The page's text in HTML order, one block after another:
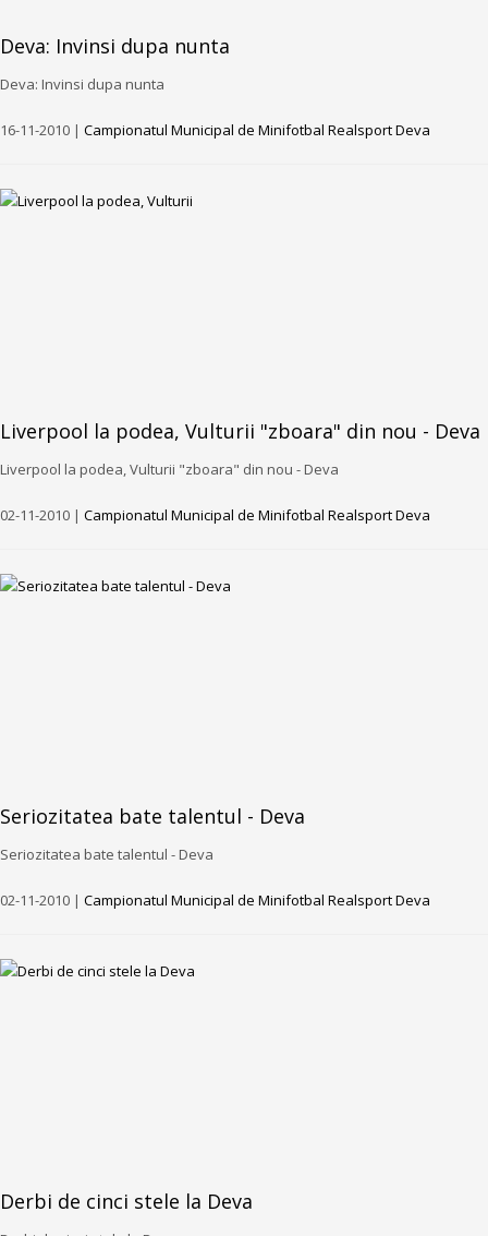
Deva: Invinsi dupa nunta
Deva: Invinsi dupa nunta
16-11-2010 | Campionatul Municipal de Minifotbal Realsport Deva
Liverpool la podea, Vulturii "zboara" din nou - Deva
Liverpool la podea, Vulturii "zboara" din nou - Deva
02-11-2010 | Campionatul Municipal de Minifotbal Realsport Deva
Seriozitatea bate talentul - Deva
Seriozitatea bate talentul - Deva
02-11-2010 | Campionatul Municipal de Minifotbal Realsport Deva
Derbi de cinci stele la Deva